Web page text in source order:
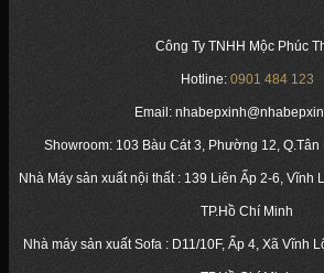
Công Ty TNHH Mộc Phúc
Hotline: 0901 484 123
Email:
Showroom: 103 Bàu Cát 3, Phường 12, Q.Tân
Nhà Máy sản xuất nội thất : 139 Liên Ấp 2-6, Vĩnh
TP.Hồ Chí Minh
Nhà máy sản xuất Sofa : D11/10F, Ấp 4, Xã Vĩnh